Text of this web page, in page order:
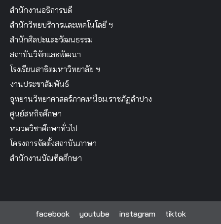
สำนักงานอธิการบดี
สำนักวิทยบริการและเทคโนโลยี ฯ
สำนักศิลปะและวัฒนธรรม
สถาบันวิจัยและพัฒนา
โรงเรียนสาธิตมหาวิทยาลัย ฯ
งานประชาสัมพันธ์
อุทยานวิทยาศาสตร์ภาคเหนือม.ราชภัฏลำปาง
ศูนย์สหกิจศึกษา
หมวดวิชาศึกษาทั่วไป
โครงการจัดตั้งสถาบันภาษา
สำนักงานบัณฑิตศึกษา
facebook youtube instagram tiktok